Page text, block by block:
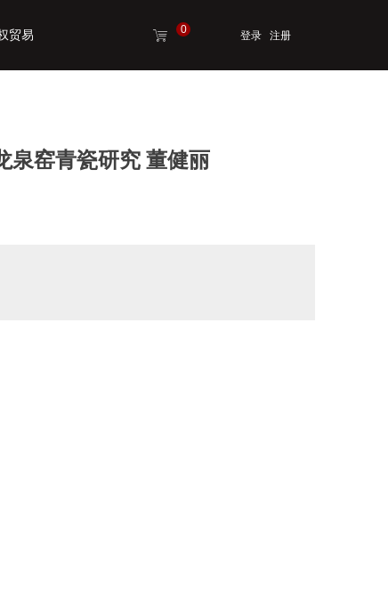
贸易 ꁈ 0 登录 注册
泉窑青瓷研究 董健丽